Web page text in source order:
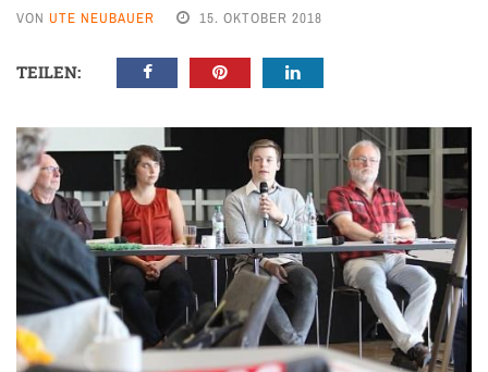
VON UTE NEUBAUER 15. OKTOBER 2018
TEILEN: